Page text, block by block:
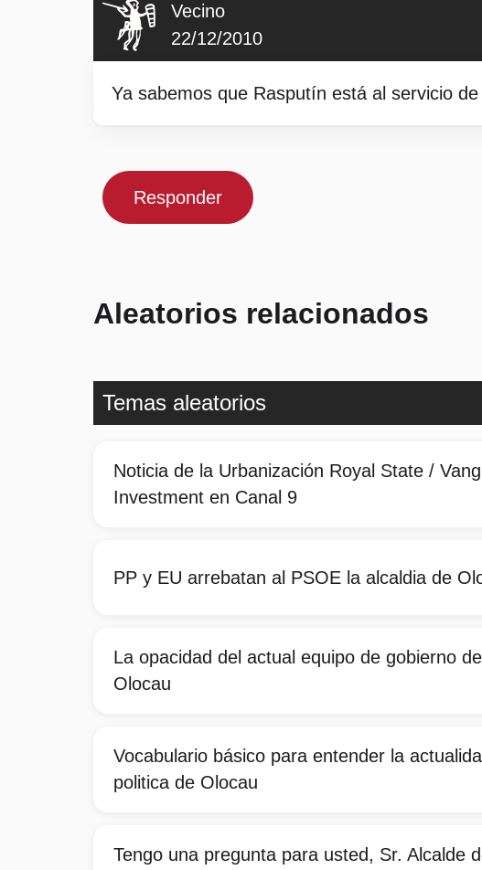
Vecino
22/12/2010
Ya sabemos que Rasputín está al servicio
Responder
Aleatorios relacionados
Temas aleatorios
Noticia de la Urbanización Royal State /
Investment en Canal 9
PP y EU arrebatan al PSOE la alcaldia de
La opacidad del actual equipo de gobierno de
Olocau
Vocabulario básico para entender la
politica de Olocau
Tengo una pregunta para usted, Sr. Alcalde